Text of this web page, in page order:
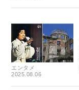
エンタメ
2025.08.06